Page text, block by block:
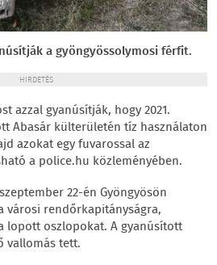
a gyöngyössolymosi férfit.
HIRDETÉS
azzal gyanúsítják, hogy 2021.
Abasár külterületén tíz használaton
azokat egy fuvarossal az
a police.hu közleményében.
22-én Gyöngyösön
rendőrkapitányságra,
lopott oszlopokat. A gyanúsított
vallomás tett.